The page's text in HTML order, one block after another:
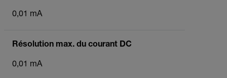
0,01 mA
Résolution max. du courant DC
0,01 mA